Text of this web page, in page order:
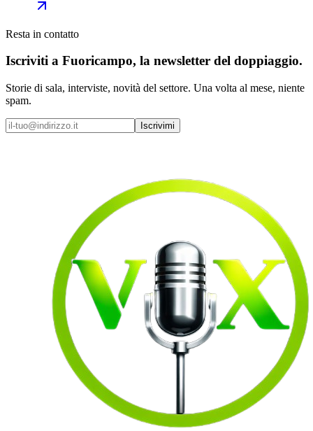
Resta in contatto
Iscriviti a Fuoricampo, la newsletter del doppiaggio.
Storie di sala, interviste, novità del settore. Una volta al mese, niente
spam.
Iscrivimi